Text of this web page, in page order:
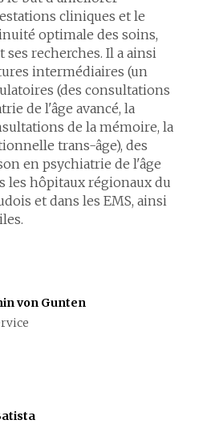
cliniques et le
optimale des soins,
recherches. Il a ainsi
intermédiaires (un
(des consultations
de l'âge avancé, la
de la mémoire, la
trans-âge), des
en psychiatrie de l'âge
les hôpitaux régionaux du
et dans les EMS, ainsi
von Gunten